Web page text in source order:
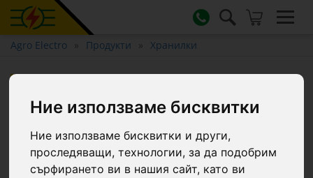
Ние използваме бисквитки
Ние използваме бисквитки и други,
проследяващи, технологии, за да подобрим
сърфирането ви в нашия сайт, като ви
Agro Electro Продукти Хранилки
литра